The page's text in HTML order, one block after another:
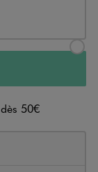
dès 50€